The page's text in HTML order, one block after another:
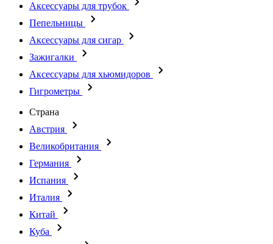
Аксессуары для трубок
Пепельницы
Аксессуары для сигар
Зажигалки
Аксессуары для хьюмидоров
Гигрометры
Страна
Австрия
Великобритания
Германия
Испания
Италия
Китай
Куба